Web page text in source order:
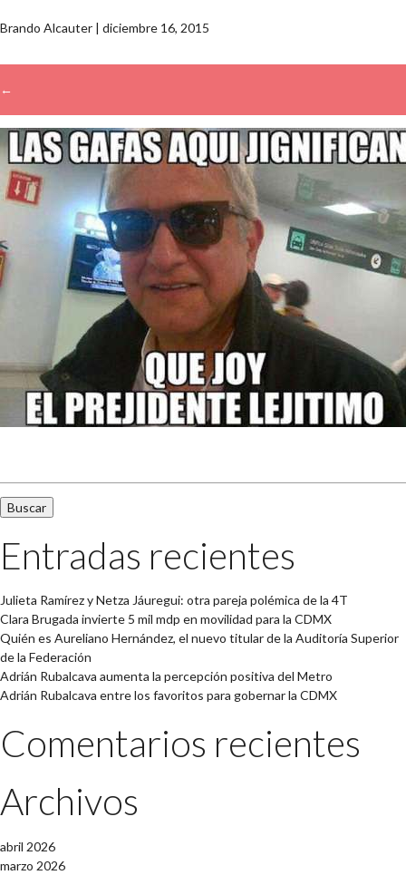
Brando Alcauter | diciembre 16, 2015
←
Entradas recientes
Julieta Ramírez y Netza Jáuregui: otra pareja polémica de la 4T
Clara Brugada invierte 5 mil mdp en movilidad para la CDMX
Quién es Aureliano Hernández, el nuevo titular de la Auditoría Superior
de la Federación
Adrián Rubalcava aumenta la percepción positiva del Metro
Adrián Rubalcava entre los favoritos para gobernar la CDMX
Comentarios recientes
Archivos
abril 2026
marzo 2026